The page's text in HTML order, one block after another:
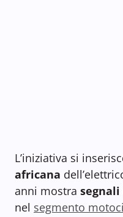
L’iniziativa si
africana
anni mostra
nel segmento